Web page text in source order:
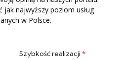
najwyższy poziom usług
w Polsce.
Szybkość realizacji*